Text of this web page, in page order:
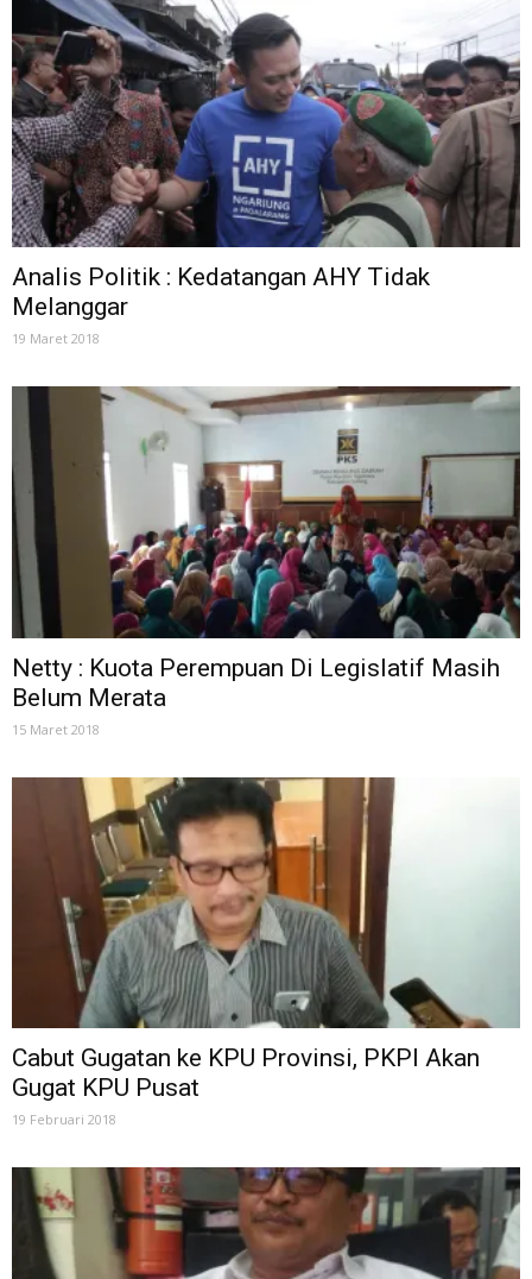
Analis Politik : Kedatangan AHY Tidak
Melanggar
19 Maret 2018
Netty : Kuota Perempuan Di Legislatif Masih
Belum Merata
15 Maret 2018
Cabut Gugatan ke KPU Provinsi, PKPI Akan
Gugat KPU Pusat
19 Februari 2018